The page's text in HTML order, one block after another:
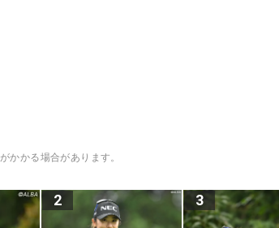
かかる場合があります。
2 3